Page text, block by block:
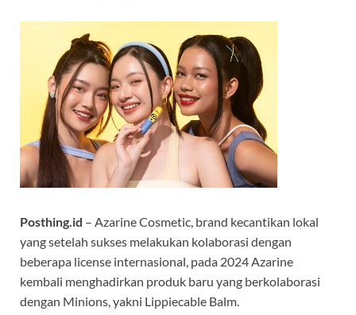
Posthing.id – Azarine Cosmetic, brand kecantikan lokal
yang setelah sukses melakukan kolaborasi dengan
beberapa license internasional, pada 2024 Azarine
kembali menghadirkan produk baru yang berkolaborasi
dengan Minions, yakni Lippiecable Balm.